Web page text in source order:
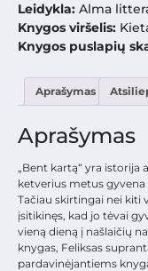
Leidykla: Alma
Knygos viršelis:
Knygos puslapių
Aprašymas
Aprašymas
„Bent kartą“ yra istorija
ketverius metus gyvena
Tačiau skirtingai nei kiti
įsitikinęs, kad jo tėvai
vieną dieną į našlaičių
knygas, Feliksas
pardavinėjantiems